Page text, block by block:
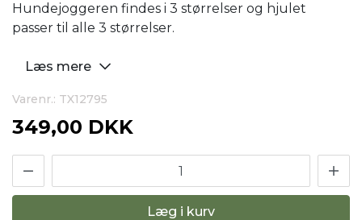
Hundejoggeren findes i 3 størrelser og hjulet
passer til alle 3 størrelser.
Læs mere
Varenr.: TX12795
349,00 DKK
Læg i kurv